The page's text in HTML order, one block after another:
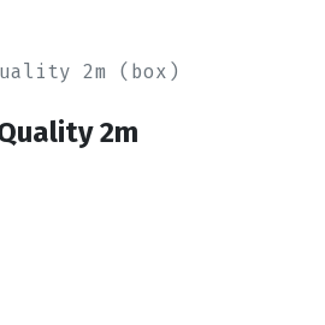
2m (box)
2m